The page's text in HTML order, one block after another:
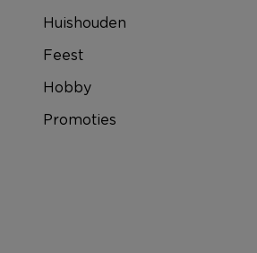
Huishouden
Feest
Hobby
Promoties